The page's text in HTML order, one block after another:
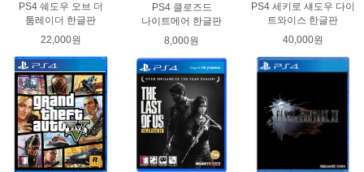
PS4 쉐도우 오브 더
툼레이더 한글판
22,000원
PS4 클로즈드
나이트메어 한글판
8,000원
PS4 세키로 섀도우 다이
트와이스 한글판
40,000원